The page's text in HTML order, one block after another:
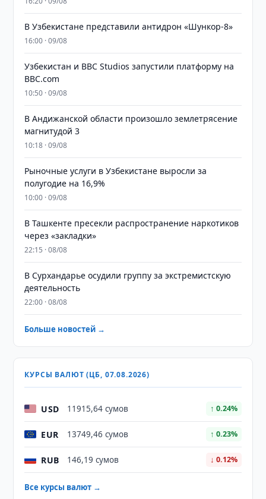
В Узбекистане представили антидрон «Шункор-8»
16:00 · 09/08
Узбекистан и BBC Studios запустили платформу на
BBC.com
10:50 · 09/08
В Андижанской области произошло землетрясение
магнитудой 3
10:18 · 09/08
Рыночные услуги в Узбекистане выросли за
полугодие на 16,9%
10:00 · 09/08
В Ташкенте пресекли распространение наркотиков
через «закладки»
22:15 · 08/08
В Сурхандарье осудили группу за экстремистскую
деятельность
22:00 · 08/08
Больше новостей →
КУРСЫ ВАЛЮТ (ЦБ, 07.08.2026)
USD 11915,64 сумов ↑ 0.24%
EUR 13749,46 сумов ↑ 0.23%
RUB 146,19 сумов ↓ 0.12%
Все курсы валют →